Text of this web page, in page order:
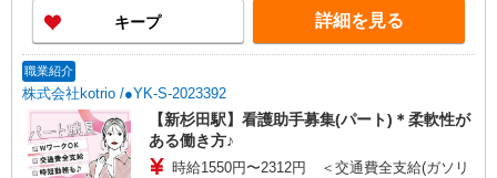
キープ 詳細を見る
職業紹介
株式会社kotrio /●YK-S-2023392
【新杉田駅】看護助手募集(パート)＊柔軟性が
ある働き方♪
時給1550円〜2312円 ＜交通費全支給(ガソリ